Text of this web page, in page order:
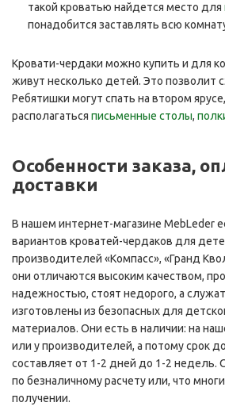
такой кроватью найдется место для
понадобится заставлять всю
Кровати-чердаки можно купить и для
живут несколько детей. Это позволит
Ребятишки могут спать на втором
располагаться письменные столы,
Особенности заказа,
доставки
В нашем интернет-магазине MebLeder
вариантов кроватей-чердаков для
производителей «Компасс», «Гранд
они отличаются высоким качеством,
надежностью, стоят недорого, а
изготовлены из безопасных для
материалов. Они есть в наличии: на
или у производителей, а потому срок
составляет от 1-2 дней до 1-2 недель.
по безналичному расчету или, что
получении.